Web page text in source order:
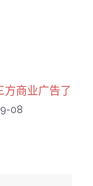
方商业广告了
08